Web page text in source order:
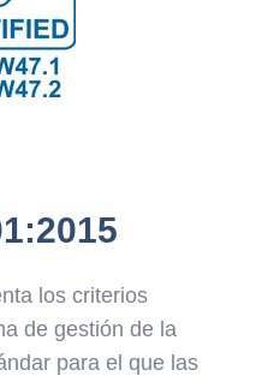
los criterios
de gestión de la
para el que las